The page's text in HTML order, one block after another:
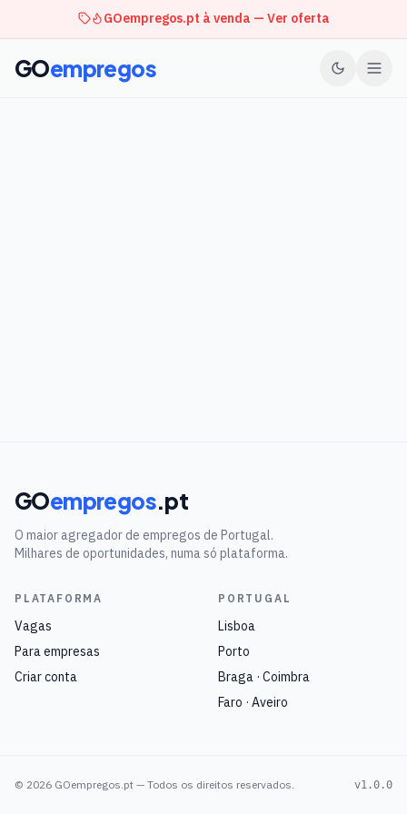
GOempregos.pt à venda — Ver oferta
GOempregos
GOempregos.pt
O maior agregador de empregos de Portugal.
Milhares de oportunidades, numa só plataforma.
PLATAFORMA
Vagas
Para empresas
Criar conta
PORTUGAL
Lisboa
Porto
Braga · Coimbra
Faro · Aveiro
© 2026 GOempregos.pt — Todos os direitos reservados. v1.0.0